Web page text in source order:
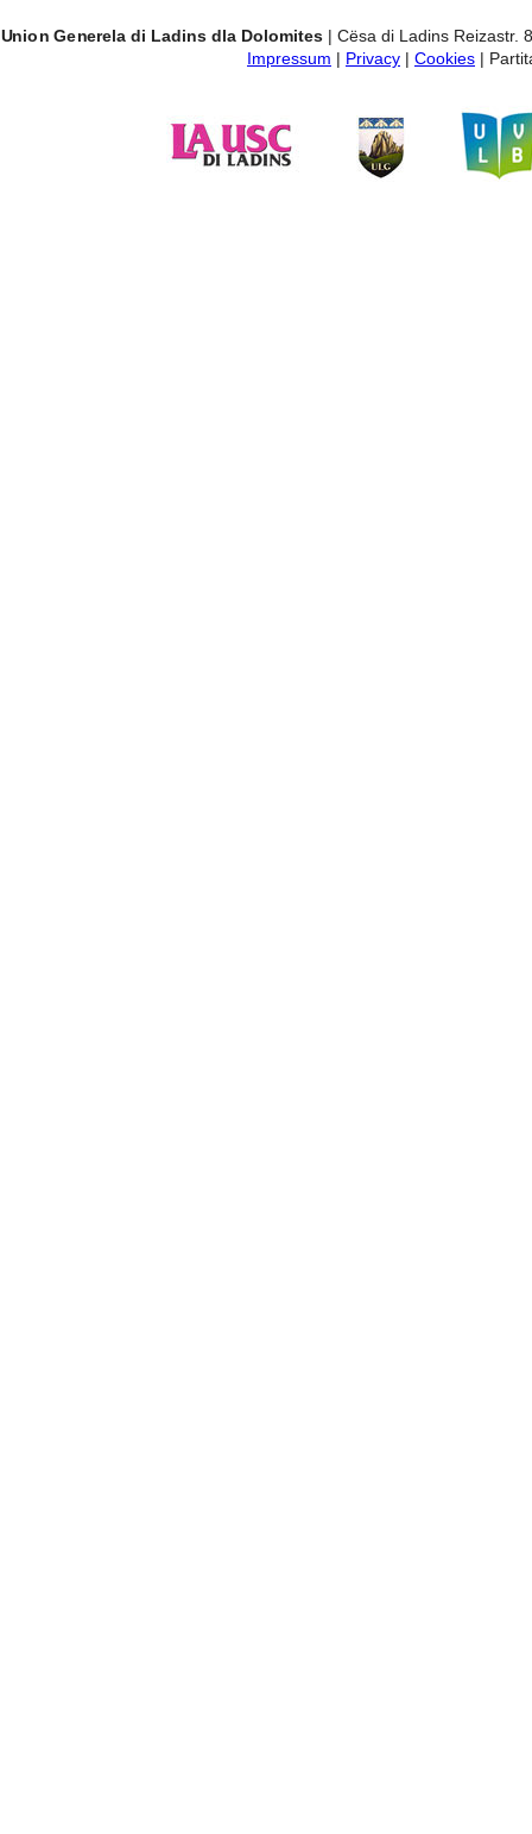
Union Generela di Ladins dla Dolomites | Cësa di Ladins Reizastr.
Impressum | Privacy | Cookies |